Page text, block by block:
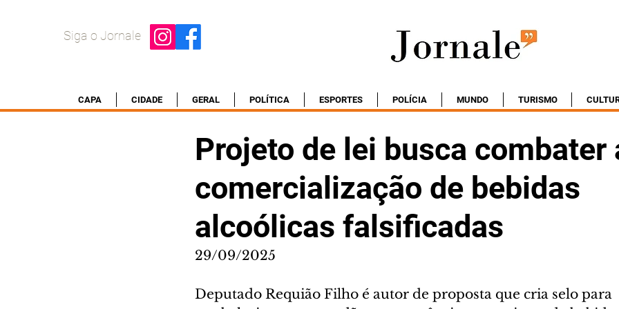
Siga o Jornale
CAPA CIDADE GERAL POLÍTICA ESPORTES POLÍCIA MUNDO TURISMO
Projeto de lei busca combater
comercialização de bebidas
alcoólicas falsificadas
29/09/2025
Deputado Requião Filho é autor de proposta que cria selo para